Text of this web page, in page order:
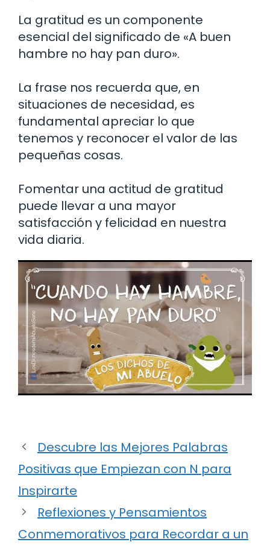
La gratitud es un componente
esencial del significado de «A buen
hambre no hay pan duro».
La frase nos recuerda que, en
situaciones de necesidad, es
fundamental apreciar lo que
tenemos y reconocer el valor de las
pequeñas cosas.
Fomentar una actitud de gratitud
puede llevar a una mayor
satisfacción y felicidad en nuestra
vida diaria.
Descubre las Mejores Palabras
Positivas que Empiezan con N para
Inspirarte
Reflexiones y Pensamientos
Conmemorativos para Recordar a un